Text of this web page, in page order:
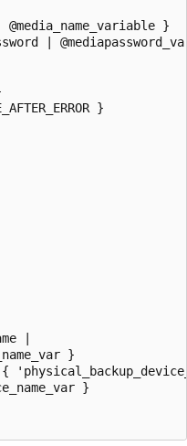
| @media_name_variable
|
}
}
|
}
{
}